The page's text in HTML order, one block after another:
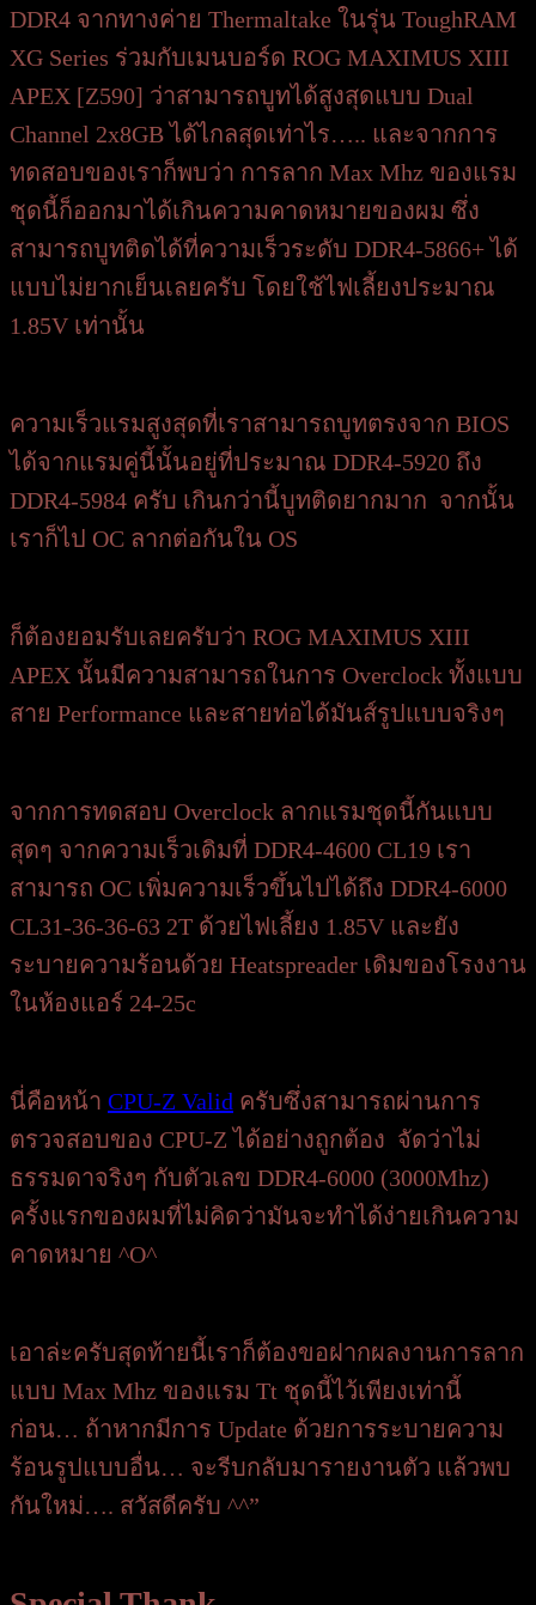
DDR4 จากทางค่าย Thermaltake ในรุ่น ToughRAM
XG Series ร่วมกับเมนบอร์ด ROG MAXIMUS XIII
APEX [Z590] ว่าสามารถบูทได้สูงสุดแบบ Dual
Channel 2x8GB ได้ไกลสุดเท่าไร….. และจากการ
ทดสอบของเราก็พบว่า การลาก Max Mhz ของแรม
ชุดนี้ก็ออกมาได้เกินความคาดหมายของผม ซึ่ง
สามารถบูทติดได้ที่ความเร็วระดับ DDR4-5866+ ได้
แบบไม่ยากเย็นเลยครับ โดยใช้ไฟเลี้ยงประมาณ
1.85V เท่านั้น
ความเร็วแรมสูงสุดที่เราสามารถบูทตรงจาก BIOS
ได้จากแรมคู่นี้นั้นอยู่ที่ประมาณ DDR4-5920 ถึง
DDR4-5984 ครับ เกินกว่านี้บูทติดยากมาก จากนั้น
เราก็ไป OC ลากต่อกันใน OS
ก็ต้องยอมรับเลยครับว่า ROG MAXIMUS XIII
APEX นั้นมีความสามารถในการ Overclock ทั้งแบบ
สาย Performance และสายท่อได้มันส์รูปแบบจริงๆ
จากการทดสอบ Overclock ลากแรมชุดนี้กันแบบ
สุดๆ จากความเร็วเดิมที่ DDR4-4600 CL19 เรา
สามารถ OC เพิ่มความเร็วขึ้นไปได้ถึง DDR4-6000
CL31-36-36-63 2T ด้วยไฟเลี้ยง 1.85V และยัง
ระบายความร้อนด้วย Heatspreader เดิมของโรงงาน
ในห้องแอร์ 24-25c
นี่คือหน้า CPU-Z Valid ครับซึ่งสามารถผ่านการ
ตรวจสอบของ CPU-Z ได้อย่างถูกต้อง จัดว่าไม่
ธรรมดาจริงๆ กับตัวเลข DDR4-6000 (3000Mhz)
ครั้งแรกของผมที่ไม่คิดว่ามันจะทำได้ง่ายเกินความ
คาดหมาย ^O^
เอาล่ะครับสุดท้ายนี้เราก็ต้องขอฝากผลงานการลาก
แบบ Max Mhz ของแรม Tt ชุดนี้ไว้เพียงเท่านี้
ก่อน… ถ้าหากมีการ Update ด้วยการระบายความ
ร้อนรูปแบบอื่น… จะรีบกลับมารายงานตัว แล้วพบ
กันใหม่…. สวัสดีครับ ^^”